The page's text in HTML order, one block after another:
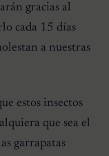
gracias al
cada 15 días
a nuestras
estos insectos
que sea el
garrapatas